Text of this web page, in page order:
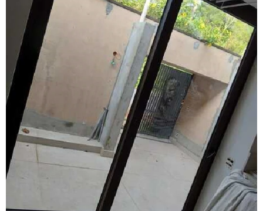
Esquadrias anti ruído
Esquadrias condomínio
Esquadrias com isolamento acústico
Esquadrias com persianas integradas
Esquadrias termo acústicas
Fábrica de esquadrias
Fábrica esquadrias de alumínio
Fábrica de esquadrias de alumínio em são paulo